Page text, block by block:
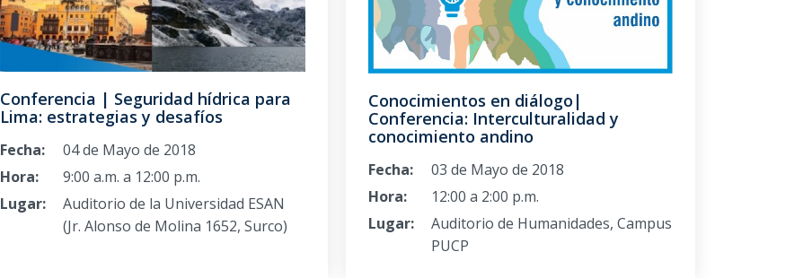
Conferencia | Seguridad hídrica para
Lima: estrategias y desafíos
Fecha:
04 de Mayo de 2018
Hora:
9:00 a.m. a 12:00 p.m.
Lugar:
Auditorio de la Universidad ESAN
(Jr. Alonso de Molina 1652, Surco)
Conocimientos en diálogo|
Conferencia: Interculturalidad y
conocimiento andino
Fecha:
03 de Mayo de 2018
Hora:
12:00 a 2:00 p.m.
Lugar:
Auditorio de Humanidades, Campus
PUCP